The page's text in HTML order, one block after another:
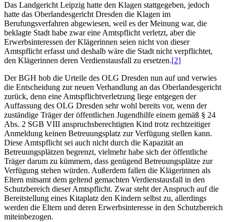
Das Landgericht Leipzig hatte den Klagen stattgegeben, jedoch
hatte das Oberlandesgericht Dresden die Klagen im
Berufungsverfahren abgewiesen, weil es der Meinung war, die
beklagte Stadt habe zwar eine Amtspflicht verletzt, aber die
Erwerbsinteressen der Klägerinnen seien nicht von dieser
Amtspflicht erfasst und deshalb wäre die Stadt nicht verpflichtet,
den Klägerinnen deren Verdienstausfall zu ersetzen.[2]
Der BGH hob die Urteile des OLG Dresden nun auf und verwies
die Entscheidung zur neuen Verhandlung an das Oberlandesgericht
zurück, denn eine Amtspflichtverletzung liege entgegen der
Auffassung des OLG Dresden sehr wohl bereits vor, wenn der
zuständige Träger der öffentlichen Jugendhilfe einem gemäß § 24
Abs. 2 SGB VIII anspruchsberechtigten Kind trotz rechtzeitiger
Anmeldung keinen Betreuungsplatz zur Verfügung stellen kann.
Diese Amtspflicht sei auch nicht durch die Kapazität an
Betreuungsplätzen begrenzt, vielmehr habe sich der öffentliche
Träger darum zu kümmern, dass genügend Betreuungsplätze zur
Verfügung stehen würden. Außerdem fallen die Klägerinnen als
Eltern mitsamt dem geltend gemachten Verdienstausfall in den
Schutzbereich dieser Amtspflicht. Zwar steht der Anspruch auf die
Bereitstellung eines Kitaplatz den Kindern selbst zu, allerdings
werden die Eltern und deren Erwerbsinteresse in den Schutzbereich
miteinbezogen.